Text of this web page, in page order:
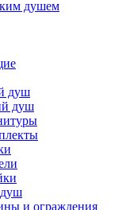
душем
душ
душ
и ограждения